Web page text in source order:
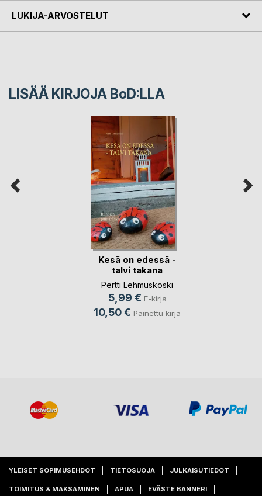
LUKIJA-ARVOSTELUT
LISÄÄ KIRJOJA BoD:LLA
Kesä on edessä -
talvi takana
Pertti Lehmuskoski
5,99 € E-kirja
10,50 € Painettu kirja
YLEISET SOPIMUSEHDOT TIETOSUOJA JULKAISUTIEDOT
TOIMITUS & MAKSAMINEN APUA EVÄSTE BANNERI